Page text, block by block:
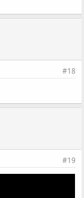
#18
#19